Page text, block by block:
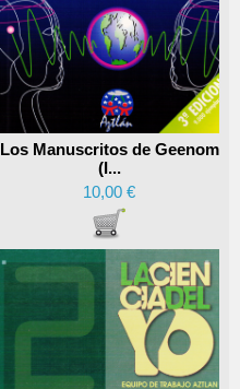
Los Manuscritos de Geenom
(I...
10,00 €